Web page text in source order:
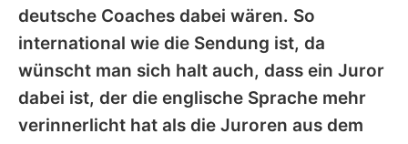
deutsche Coaches dabei wären. So
international wie die Sendung ist, da
wünscht man sich halt auch, dass ein Juror
dabei ist, der die englische Sprache mehr
verinnerlicht hat als die Juroren aus dem